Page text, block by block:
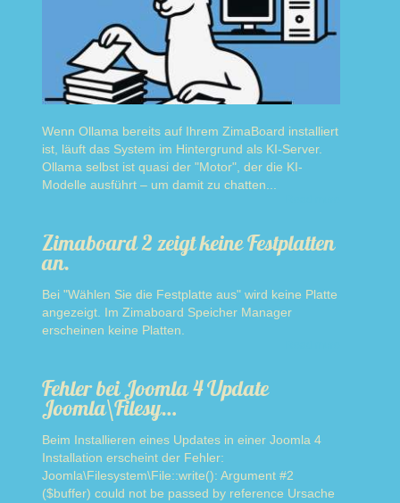
Wenn Ollama bereits auf Ihrem ZimaBoard installiert
ist, läuft das System im Hintergrund als KI-Server.
Ollama selbst ist quasi der "Motor", der die KI-
Modelle ausführt – um damit zu chatten...
Zimaboard 2 zeigt keine Festplatten
an.
Bei "Wählen Sie die Festplatte aus" wird keine Platte
angezeigt. Im Zimaboard Speicher Manager
erscheinen keine Platten.
Fehler bei Joomla 4 Update
Joomla\Filesy…
Beim Installieren eines Updates in einer Joomla 4
Installation erscheint der Fehler:
Joomla\Filesystem\File::write(): Argument #2
($buffer) could not be passed by reference Ursache